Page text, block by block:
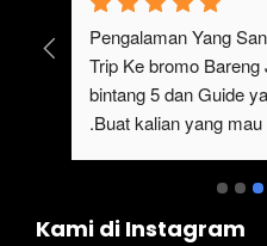
Pengalaman Yang
Trip Ke bromo
bintang 5 dan Guide
.Buat kalian yang
Sewu dan Sewa Jeep
Kami di Instagram